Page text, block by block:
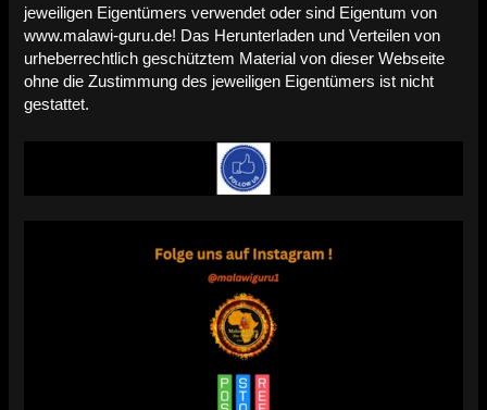
jeweiligen Eigentümers verwendet oder sind Eigentum von
www.malawi-guru.de! Das Herunterladen und Verteilen von
urheberrechtlich geschütztem Material von dieser Webseite
ohne die Zustimmung des jeweiligen Eigentümers ist nicht
gestattet.